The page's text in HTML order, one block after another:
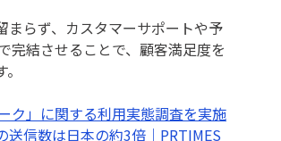
まらず、カスタマーサポートや予
完結させることで、顧客満足度を
ク」に関する利用実態調査を実施
送信数は日本の約3倍｜PRTIMES